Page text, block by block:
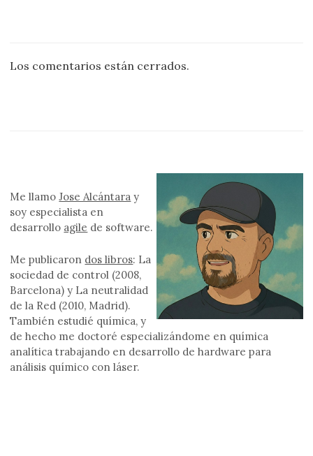
Los comentarios están cerrados.
Me llamoJose Alcántara y
soy especialista en
desarrollo agile de software.
Me publicaron dos libros: La
sociedad de control (2008,
Barcelona) y La neutralidad
de la Red (2010, Madrid).
También estudié química, y
de hecho me doctoré especializándome en química
analítica trabajando en desarrollo de hardware para
análisis químico con láser.